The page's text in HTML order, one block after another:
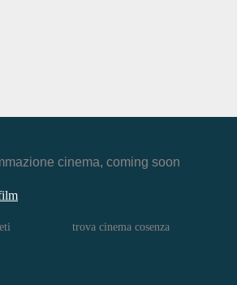
cinema, coming soon
trova cinema cosenza